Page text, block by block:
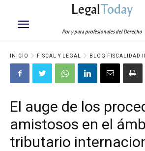
LegalToday
Por y para profesionales del Derecho
INICIO FISCAL Y LEGAL BLOG FISCALIDAD
El auge de los
amistosos en el
tributario